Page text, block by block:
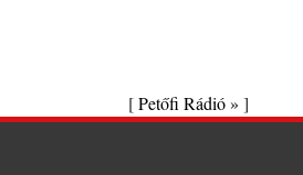
[Petőfi Rádió » ]